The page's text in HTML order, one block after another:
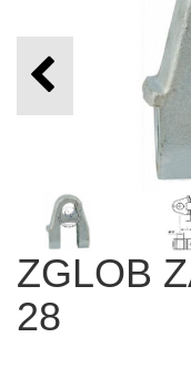
ZGLOB
28